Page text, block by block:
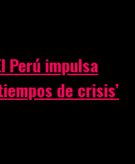
Perú impulsa
de crisis’